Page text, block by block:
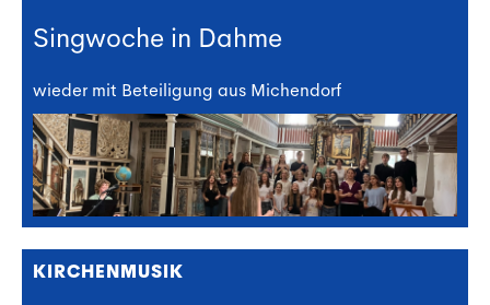
Singwoche in Dahme
wieder mit Beteiligung aus Michendorf
KIRCHENMUSIK